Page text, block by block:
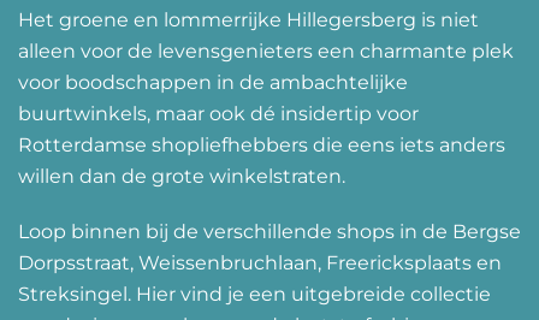
Het groene en lommerrijke Hillegersberg is niet
alleen voor de levensgenieters een charmante plek
voor boodschappen in de ambachtelijke
buurtwinkels, maar ook dé insidertip voor
Rotterdamse shopliefhebbers die eens iets anders
willen dan de grote winkelstraten.
Loop binnen bij de verschillende shops in de Bergse
Dorpsstraat, Weissenbruchlaan, Freericksplaats en
Streksingel. Hier vind je een uitgebreide collectie